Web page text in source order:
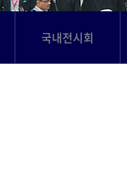
국내전시회